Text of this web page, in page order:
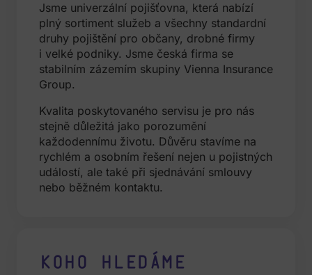
Jsme univerzální pojišťovna, která nabízí
plný sortiment služeb a všechny standardní
druhy pojištění pro občany, drobné firmy
i velké podniky. Jsme česká firma se
stabilním zázemím skupiny Vienna Insurance
Group.
Kvalita poskytovaného servisu je pro nás
stejně důležitá jako porozumění
každodennímu životu. Důvěru stavíme na
rychlém a osobním řešení nejen u pojistných
událostí, ale také při sjednávání smlouvy
nebo běžném kontaktu.
Koho hledáme